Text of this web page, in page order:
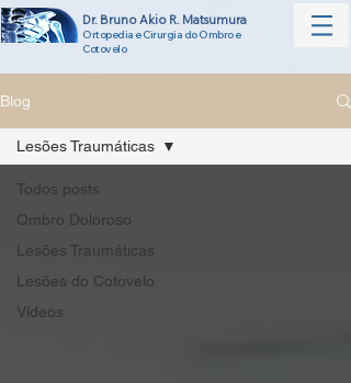
Dr. Bruno Akio R. Matsumura
Ortopedia e Cirurgia do Ombro e
Cotovelo
Blog
Todos posts
Ombro Doloroso
Lesões Traumáticas
Lesões do Cotovelo
Vídeos
Lesões Traumáticas